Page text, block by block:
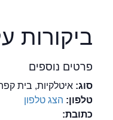
ביקורות
פרטים נוספים
סוג:איטלקיות, בית
טלפון: הצג טלפון
כתובת: